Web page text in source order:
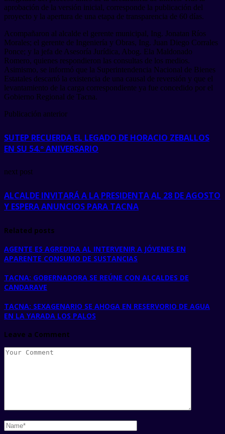
aprobación de la versión inicial, corresponde la publicación del
proyecto y la apertura de una etapa de transparencia de 60 días.
Acompañaron al alcalde el gerente municipal, Ing. Jonatan Ríos
Morales; el gerente de Ingeniería y Obras, Ing. Juan Diego Corrales
Ponce; y la jefa de Asesoría Jurídica, Abog. Ela Maldonado
Romero, quienes respondieron las consultas de los medios.
Asimismo, se informó que la Superintendencia Nacional de Bienes
Estatales descartó la existencia de una causal de reversión y que el
levantamiento de la carga correspondiente ya fue concedido por el
Gobierno Regional de Tacna.
Publicación anterior
SUTEP RECUERDA EL LEGADO DE HORACIO ZEBALLOS
EN SU 54.º ANIVERSARIO
next post
ALCALDE INVITARÁ A LA PRESIDENTA AL 28 DE AGOSTO
Y ESPERA ANUNCIOS PARA TACNA
Related posts
AGENTE ES AGREDIDA AL INTERVENIR A JÓVENES EN
APARENTE CONSUMO DE SUSTANCIAS
TACNA: GOBERNADORA SE REÚNE CON ALCALDES DE
CANDARAVE
TACNA: SEXAGENARIO SE AHOGA EN RESERVORIO DE AGUA
EN LA YARADA LOS PALOS
Leave a Comment